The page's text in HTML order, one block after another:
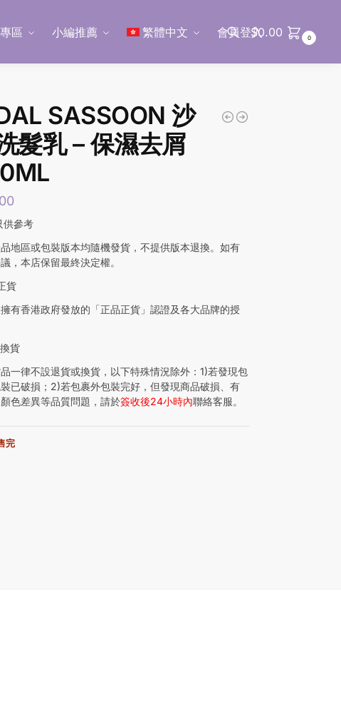
區 小編推薦 繁體中文 會員登入
$0.00 0
SASSOON 沙
髮乳 – 保濕去屑
供參考
地區或包裝版本均隨機發貨，不提供版本退換。如有
，本店保留最終決定權。
貨
有香港政府發放的「正品正貨」認證及各大品牌的授
貨
一律不設退貨或換貨，以下特殊情況除外：1)若發現包
已破損；2)若包裹外包裝完好，但發現商品破損、有
色差異等品質問題，請於簽收後24小時內聯絡客服。
完